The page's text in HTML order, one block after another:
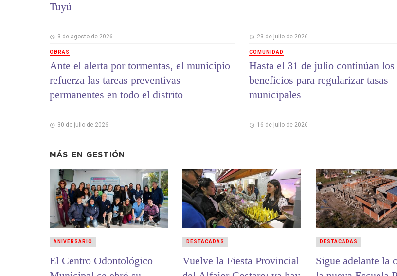
Tuyú
3 de agosto de 2026
OBRAS
Ante el alerta por tormentas, el municipio
refuerza las tareas preventivas
permanentes en todo el distrito
30 de julio de 2026
23 de julio de 2026
COMUNIDAD
Hasta el 31 de julio continúan los
beneficios para regularizar tasas
municipales
16 de julio de 2026
MÁS EN GESTIÓN
El Centro Odontológico
ANIVERSARIO
Vuelve la Fiesta Provincial
DESTACADAS
Sigue adelante la
DESTACADAS